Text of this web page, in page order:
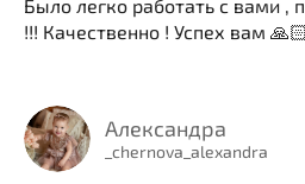
Было легко работать с вами ,
!!! Качественно ! Успех вам
Александра
_chernova_alexandra